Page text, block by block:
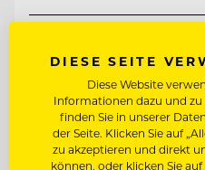
Entdecke alle Jobs
DIESE SEITE
Diese Website
Informationen dazu und
finden Sie in unserer
der Seite. Klicken Sie auf
zu akzeptieren und direkt
können, oder klicken Sie